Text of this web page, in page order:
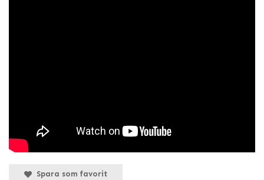
Spara som favorit